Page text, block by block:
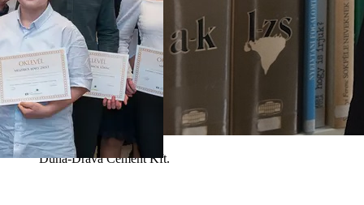
Duna-Dráva Cement Kft.